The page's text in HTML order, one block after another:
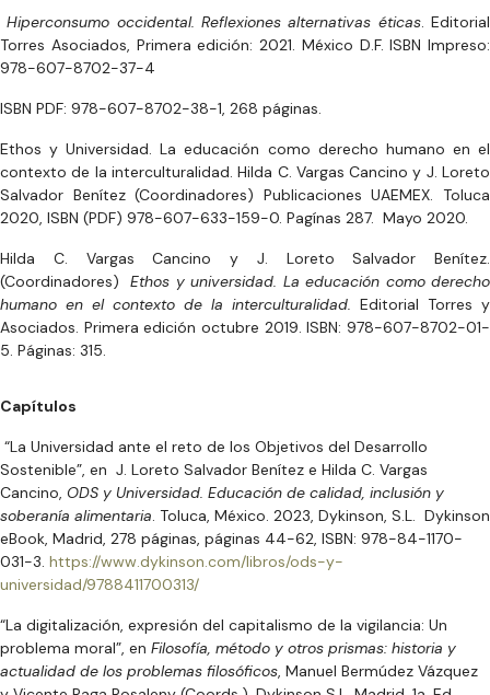
Hiperconsumo occidental. Reflexiones alternativas éticas. Editorial
Torres Asociados, Primera edición: 2021. México D.F. ISBN Impreso:
978-607-8702-37-4
ISBN PDF: 978-607-8702-38-1, 268 páginas.
Ethos y Universidad. La educación como derecho humano en el
contexto de la interculturalidad. Hilda C. Vargas Cancino y J. Loreto
Salvador Benítez (Coordinadores) Publicaciones UAEMEX. Toluca
2020, ISBN (PDF) 978-607-633-159-0. Pagínas 287. Mayo 2020.
Hilda C. Vargas Cancino y J. Loreto Salvador Benítez.
(Coordinadores)
Ethos y universidad. La educación como derecho
humano en el contexto de la interculturalidad. Editorial Torres y
Asociados. Primera edición octubre 2019. ISBN: 978-607-8702-01-
5. Páginas: 315.
Capítulos
“La Universidad ante el reto de los Objetivos del Desarrollo
Sostenible”, en J. Loreto Salvador Benítez e Hilda C. Vargas
Cancino, ODS y Universidad. Educación de calidad, inclusión y
soberanía alimentaria. Toluca, México. 2023, Dykinson, S.L. Dykinson
eBook, Madrid, 278 páginas, páginas 44-62, ISBN: 978-84-1170-
031-3. https://www.dykinson.com/libros/ods-y-
universidad/9788411700313/
“La digitalización, expresión del capitalismo de la vigilancia: Un
problema moral”, en Filosofía, método y otros prismas: historia y
actualidad de los problemas filosóficos, Manuel Bermúdez Vázquez